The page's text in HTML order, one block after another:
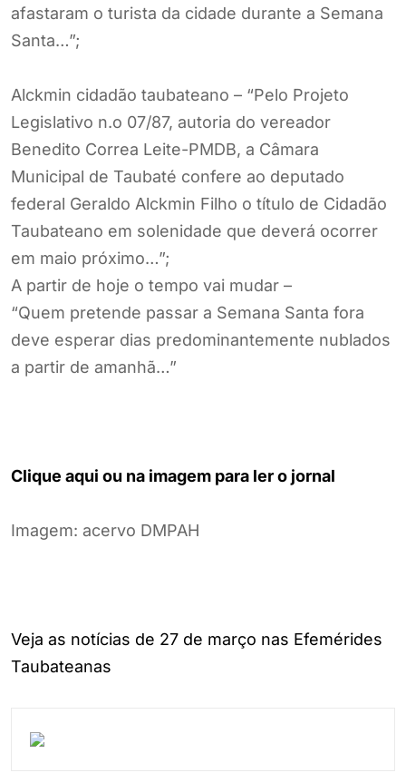
afastaram o turista da cidade durante a Semana
Santa…”;
Alckmin cidadão taubateano – “Pelo Projeto
Legislativo n.o 07/87, autoria do vereador
Benedito Correa Leite-PMDB, a Câmara
Municipal de Taubaté confere ao deputado
federal Geraldo Alckmin Filho o título de Cidadão
Taubateano em solenidade que deverá ocorrer
em maio próximo…”;
A partir de hoje o tempo vai mudar –
“Quem pretende passar a Semana Santa fora
deve esperar dias predominantemente nublados
a partir de amanhã…”
Clique aqui ou na imagem para ler o jornal
Imagem: acervo DMPAH
Veja as notícias de 27 de março nas Efemérides
Taubateanas